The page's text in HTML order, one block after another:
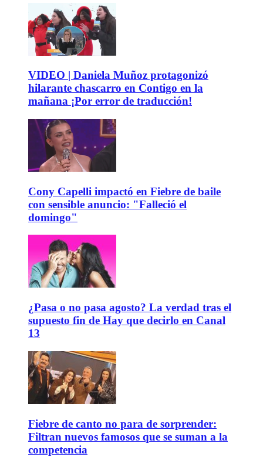
VIDEO | Daniela Muñoz protagonizó
hilarante chascarro en Contigo en la
mañana ¡Por error de traducción!
Cony Capelli impactó en Fiebre de baile
con sensible anuncio: "Falleció el
domingo"
¿Pasa o no pasa agosto? La verdad tras el
supuesto fin de Hay que decirlo en Canal
13
Fiebre de canto no para de sorprender:
Filtran nuevos famosos que se suman a la
competencia